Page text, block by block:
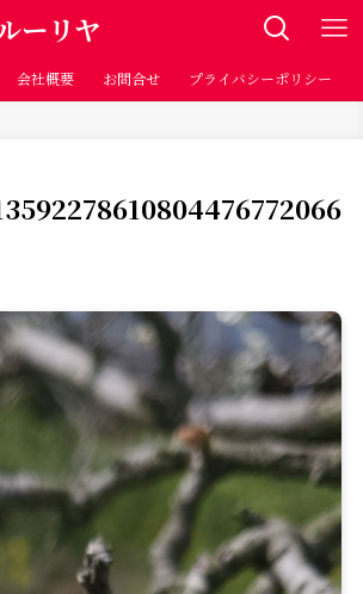
ーリヤ
会社概要 お問合せ プライバシーポリシー